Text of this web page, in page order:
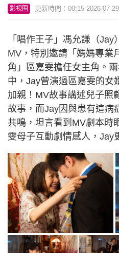
影視圈 更新時間：00:15 2026-07-
「唱作王子」馮允謙（Jay
MV，特別邀請「媽媽專業
角」區嘉雯擔任女主角。
中，Jay曾演過區嘉雯的女
加親！MV故事講述兒子照
故事，而Jay因與患有這病
共鳴，坦言看到MV劇本時
雯母子互動劇情感人，Jay